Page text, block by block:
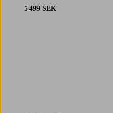
5 499 SEK